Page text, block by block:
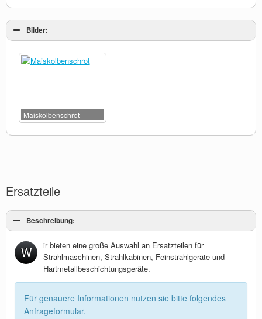
Bilder:
Maiskolbenschrot
Ersatzteile
Beschreibung:
W
ir bieten eine große Auswahl an Ersatzteilen für
Strahlmaschinen, Strahlkabinen, Feinstrahlgeräte und
Hartmetallbeschichtungsgeräte.
Für genauere Informationen nutzen sie bitte folgendes
Anfrageformular.